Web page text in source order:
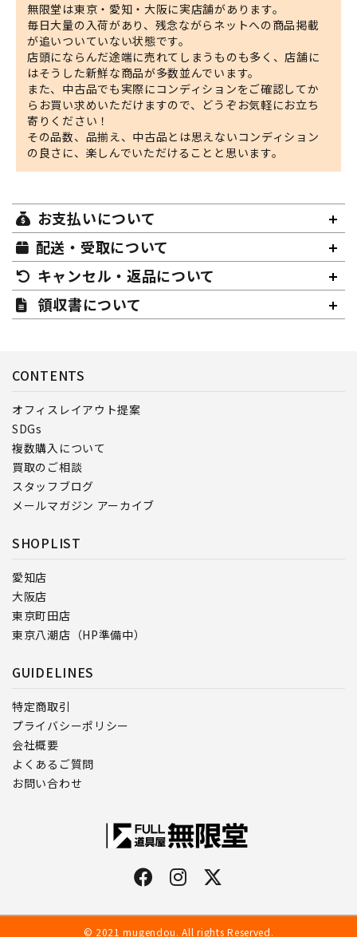
無限堂は東京・愛知・大阪に実店舗があります。
毎日大量の入荷があり、残念ながらネットへの商品掲載
が追いついていない状態です。
店頭にならんだ途端に売れてしまうものも多く、店舗に
はそうした新鮮な商品が多数並んでいます。
また、中古品でも実際にコンディションをご確認してか
らお買い求めいただけますので、どうぞお気軽にお立ち
寄りください！
その品数、品揃え、中古品とは思えないコンディション
の良さに、楽しんでいただけることと思います。
お支払いについて
配送・受取について
キャンセル・返品について
領収書について
CONTENTS
オフィスレイアウト提案
SDGs
複数購入について
買取のご相談
スタッフブログ
メールマガジン アーカイブ
SHOPLIST
愛知店
大阪店
東京町田店
東京八潮店（HP準備中）
GUIDELINES
特定商取引
プライバシーポリシー
会社概要
よくあるご質問
お問い合わせ
© 2021 mugendou. All rights Reserved.